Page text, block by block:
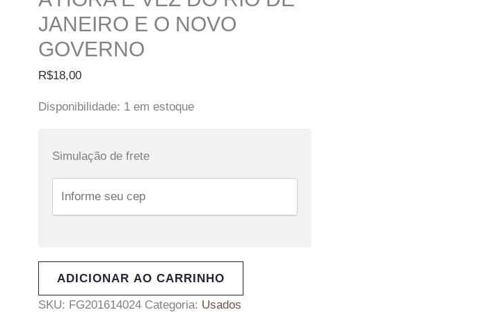
JANEIRO E O NOVO
GOVERNO
R$18,00
Disponibilidade: 1 em estoque
Simulação de frete
ADICIONAR AO CARRINHO
SKU: FG201614024 Categoria: Usados